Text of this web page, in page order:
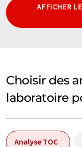
AFFICHER
Choisir des
laboratoire
Analyse TOC